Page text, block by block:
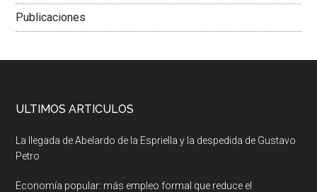
Publicaciones
ULTIMOS ARTICULOS
La llegada de Abelardo de la Espriella y la despedida de Gustavo
Petro
Economía popular: más empleo formal que reduce el